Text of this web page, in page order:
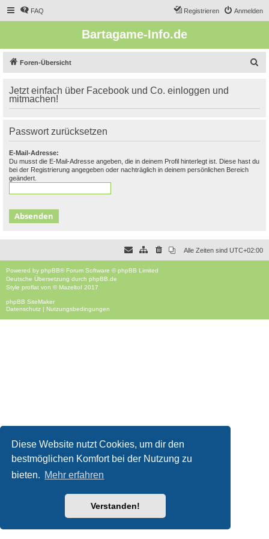
Diese Website nutzt Cookies, um dir den
bestmöglichen Komfort bei der Nutzung zu
bieten. Mehr erfahren
Verstanden!
FAQ Anmelden
Registrieren
Bartagame-Info.de
Foren-Übersicht
Jetzt einfach über Facebook und Co. einloggen und
mitmachen!
Passwort zurücksetzen
E-Mail-Adresse:
Du musst die E-Mail-Adresse angeben, die in deinem Profil hinterlegt ist. Diese hast du
bei der Registrierung angegeben oder nachträglich in deinem persönlichen Bereich
geändert.
Alle Zeiten sind UTC+02:00
Powered by phpBB® Forum Software © phpBB Limited
Deutsche Übersetzung durch phpBB.de
Style proflat von © Mazeltof 2017
phpBB SiteMaker
Datenschutz | Nutzungsbedingungen